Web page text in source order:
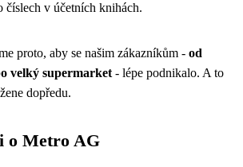
číslech v účetních knihách.
proto, aby se našim zákazníkům - od
velký supermarket - lépe podnikalo. A to
dopředu.
o Metro AG